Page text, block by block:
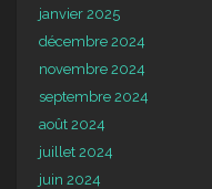
janvier 2025
décembre 2024
novembre 2024
septembre 2024
août 2024
juillet 2024
juin 2024